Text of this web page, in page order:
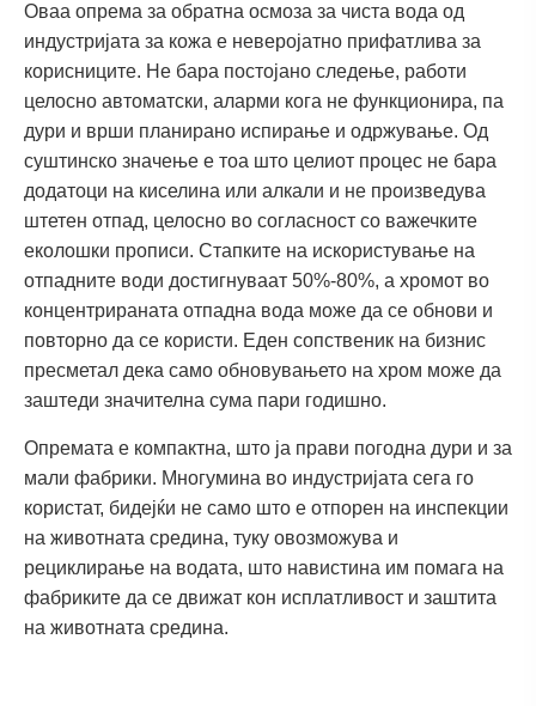
Оваа опрема за обратна осмоза за чиста вода од
индустријата за кожа е неверојатно прифатлива за
корисниците. Не бара постојано следење, работи
целосно автоматски, аларми кога не функционира, па
дури и врши планирано испирање и одржување. Од
суштинско значење е тоа што целиот процес не бара
додатоци на киселина или алкали и не произведува
штетен отпад, целосно во согласност со важечките
еколошки прописи. Стапките на искористување на
отпадните води достигнуваат 50%-80%, а хромот во
концентрираната отпадна вода може да се обнови и
повторно да се користи. Еден сопственик на бизнис
пресметал дека само обновувањето на хром може да
заштеди значителна сума пари годишно.
Опремата е компактна, што ја прави погодна дури и за
мали фабрики. Многумина во индустријата сега го
користат, бидејќи не само што е отпорен на инспекции
на животната средина, туку овозможува и
рециклирање на водата, што навистина им помага на
фабриките да се движат кон исплатливост и заштита
на животната средина.